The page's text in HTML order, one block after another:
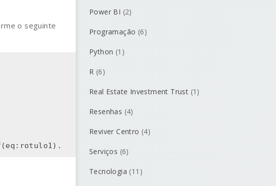
o seguinte
Power BI (2)
Programação (6)
Python (1)
R (6)
Real Estate Investment Trust (1)
Resenhas (4)
Reviver Centro (4)
Serviços (6)
Tecnologia (11)